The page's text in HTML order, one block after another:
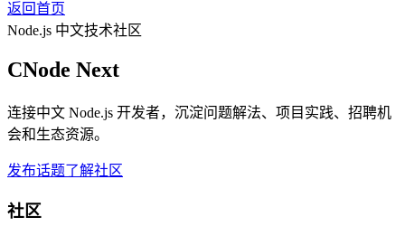
返回首页
Node.js 中文技术社区
CNode Next
连接中文 Node.js 开发者，沉淀问题解法、项目实践、招聘机
会和生态资源。
发布话题了解社区
社区